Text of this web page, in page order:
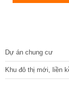
Dự án chung cư
Khu đô thị mới, liền